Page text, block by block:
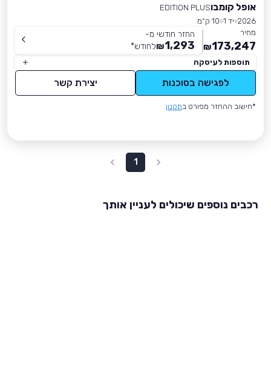
אופל קומבוEDITION PLUS
2026 יד 1
10 ק״מ
מחיר
173,247
₪
החזר חודשי מ-
1,293
₪לחודש*
תוספות לעיסקה
לפגישה בסוכנות יצירת קשר
*חישוב ההחזר מפורט בתקנון
1
רכבים נוספים שיכולים לעניין אותך